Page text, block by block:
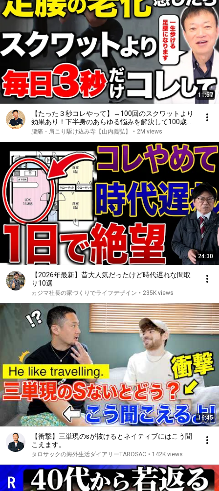
11:57
【たった３秒コレやって】→100回のスクワットより
効果あり！下半身のあらゆる悩みを解決して100歳ま
で自分の脚で歩ける究極のセルフケアとは
腰痛・肩こり駆け込み寺【山内義弘】 • 2M views
24:30
【2026年最新】昔大人気だったけど時代遅れな間取
り10選
カジマ社長の家づくりでライフデザイン • 235K views
16:45
【衝撃】三単現のsが抜けるとネイティブにはこう聞
こえます。
タロサックの海外生活ダイアリーTAROSAC • 142K views